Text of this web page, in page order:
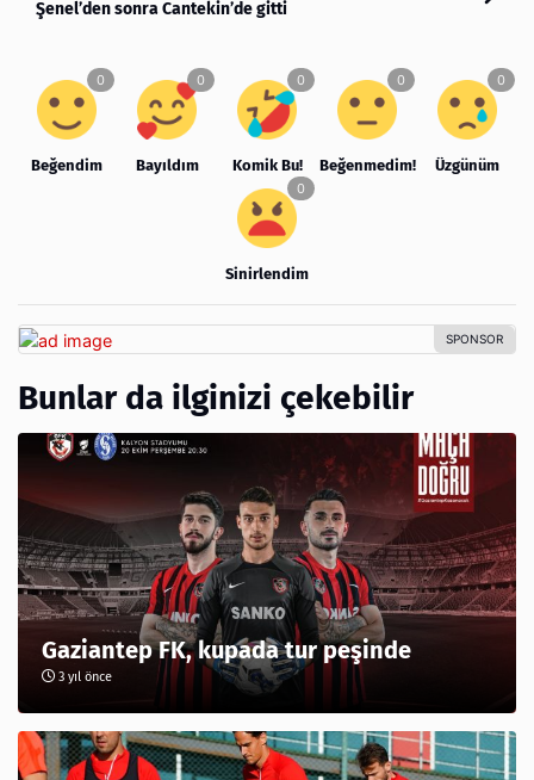
Şenel’den sonra Cantekin’de gitti
Beğendim Bayıldım Komik Bu! Beğenmedim! Üzgünüm
Sinirlendim
Bunlar da ilginizi çekebilir
Gaziantep FK, kupada tur peşinde
3 yıl önce